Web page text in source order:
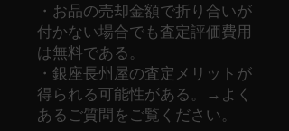
・お品の売却金額で折り合いが
付かない場合でも査定評価費用
は無料である。
・銀座長州屋の査定メリットが
得られる可能性がある。→よく
あるご質問をご覧ください。